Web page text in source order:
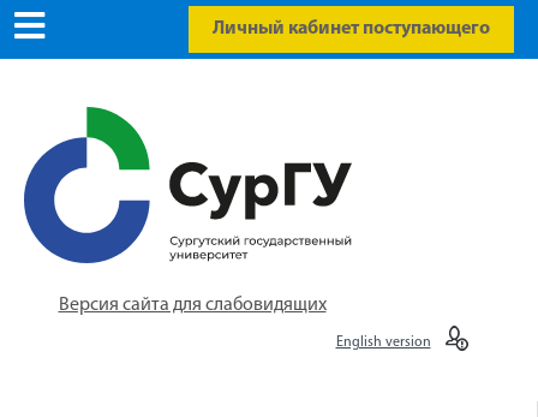
Личный кабинет поступающего
Версия сайта для слабовидящих
English version